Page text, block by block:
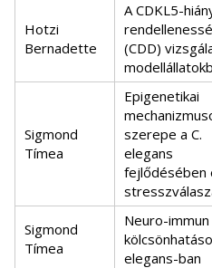
Hotzi
Bernadette
A CDKL5-
(CDD)
Sigmond
Tímea
Epigenetikai
szerepe a C.
elegans
fejlődésében
Sigmond
Tímea
Neuro-immun
elegans-ban